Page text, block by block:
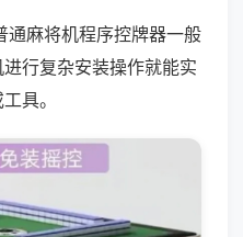
通麻将机程序控牌器一般
行复杂安装操作就能实
具。